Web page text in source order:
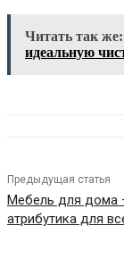
Читать так же:
идеальную
Предыдущая статья
Мебель для дома
атрибутика для